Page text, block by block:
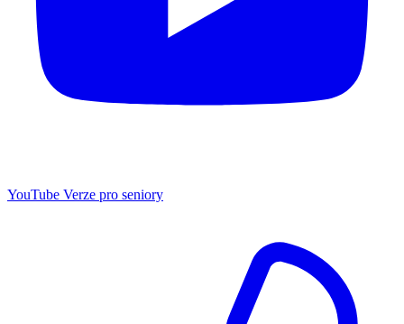
YouTube Verze pro seniory